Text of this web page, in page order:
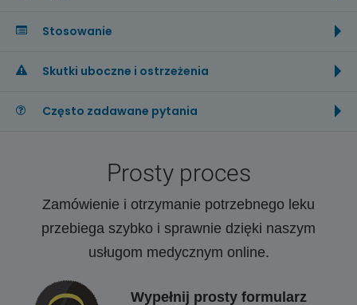
Stosowanie
Skutki uboczne i ostrzeżenia
Często zadawane pytania
Prosty proces
Zamówienie i otrzymanie potrzebnego leku
przebiega szybko i sprawnie dzięki naszym
usługom medycznym online.
Wypełnij prosty formularz